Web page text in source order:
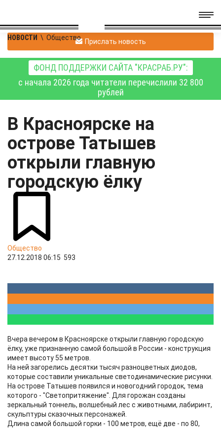
НОВОСТИ \ Общество Прислать новость
ФОНД ПОДДЕРЖКИ САЙТА "КРАСРАБ.РУ":
с начала 2026 года читатели перечислили 32 800
рублей
В Красноярске на
острове Татышев
открыли главную
городскую ёлку
Общество
27.12.2018 06:15 593
Вчера вечером в Красноярске открыли главную городскую
ёлку, уже признанную самой большой в России - конструкция
имеет высоту 55 метров.
На ней загорелись десятки тысяч разноцветных диодов,
которые составили уникальные светодинамические рисунки.
На острове Татышев появился и новогодний городок, тема
которого - "Светопритяжение". Для горожан созданы
зеркальный тоннель, волшебный лес с животными, лабиринт,
скульптуры сказочных персонажей.
Длина самой большой горки - 100 метров, ещё две - по 80,